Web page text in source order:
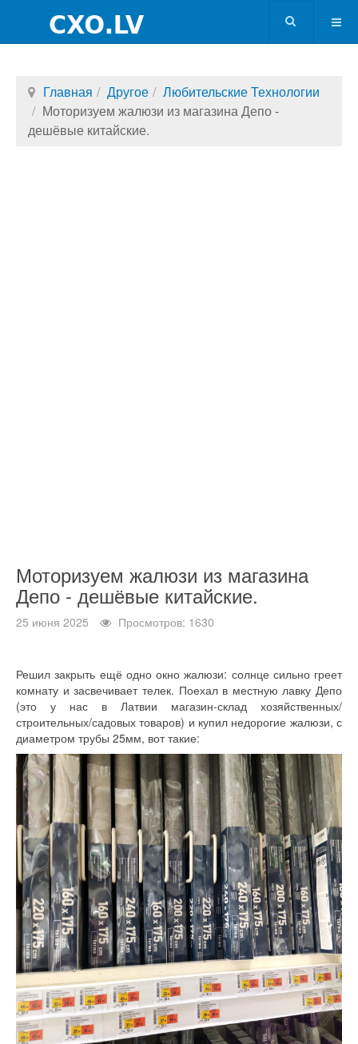
Главная Другое
Любительские Технологии
Моторизуем жалюзи из магазина Депо -
дешёвые китайские.
Моторизуем жалюзи из магазина
Депо - дешёвые китайские.
25 июня 2025 Просмотров: 1630
Решил закрыть ещё одно окно жалюзи: солнце сильно греет
комнату и засвечивает телек. Поехал в местную лавку Депо
(это у нас в Латвии магазин-склад хозяйственных/
строительных/садовых товаров) и купил недорогие жалюзи, с
диаметром трубы 25мм, вот такие: